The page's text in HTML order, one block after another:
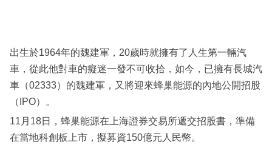
區
出生於1964年的魏建軍，20歲時就擁有了人生第一輛汽
車，從此他對車的癡迷一發不可收拾，如今，已擁有長城汽
車（02333）的魏建軍，又將迎來蜂巢能源的內地公開招股
（IPO）。
11月18日，蜂巢能源在上海證券交易所遞交招股書，準備
在當地科創板上市，擬募資150億元人民幣。